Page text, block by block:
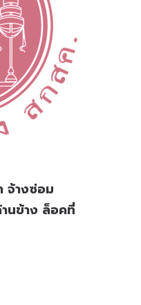
จ้างซ่อม
นข้าง ล็อคที่